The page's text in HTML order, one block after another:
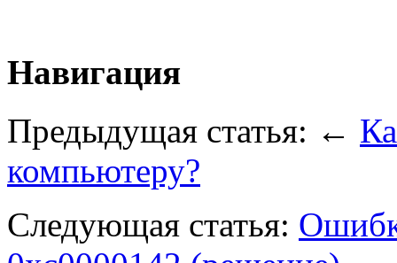
Навигация
Предыдущая статья: ←
компьютеру?
Следующая статья: